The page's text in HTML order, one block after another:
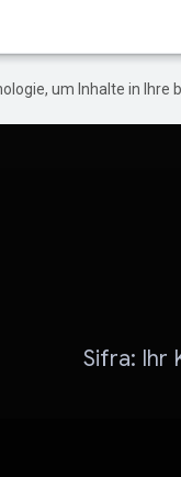
um Inhalte in
Sifra: Ihr